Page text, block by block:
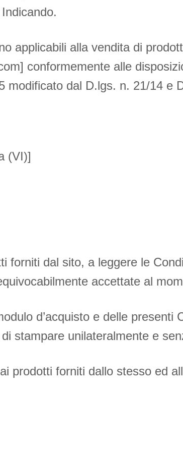
applicabili alla vendita di
conformemente alle
modificato dal D.lgs. n. 21/14 e
(VI)]
forniti dal sito, a leggere le
accettate al
d’acquisto e delle presenti
stampare unilateralmente e
prodotti forniti dallo stesso ed